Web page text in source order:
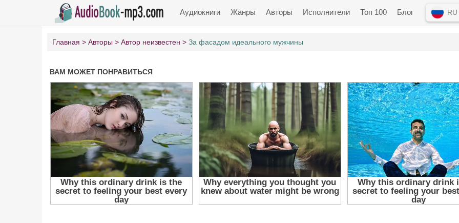
Аудиокниги Жанры Авторы Исполнители Топ 100 Блог RU
Главная Авторы Автор неизвестен За фасадом идеального мужчины